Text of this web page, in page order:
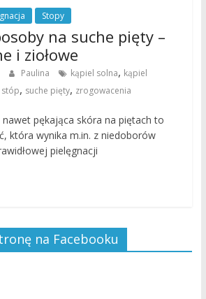
Stopy
na suche pięty –
i ziołowe
Paulina kąpiel solna, kąpiel
, suche pięty, zrogowacenia
pękająca skóra na piętach to
która wynika m.in. z niedoborów
pielęgnacji
na Facebooku